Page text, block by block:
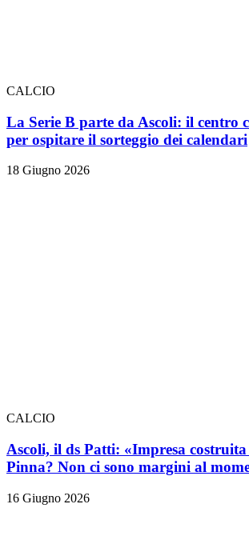
CALCIO
La Serie B parte da Ascoli: il centro
per ospitare il sorteggio dei calendari
18 Giugno 2026
CALCIO
Ascoli, il ds Patti: «Impresa costruita
Pinna? Non ci sono margini al
16 Giugno 2026